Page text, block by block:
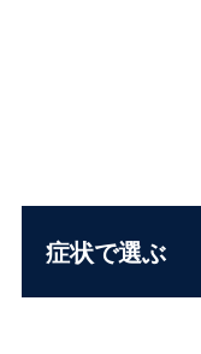
症状で選ぶ